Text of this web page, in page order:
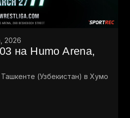
2026
на Humo Arena,
(Узбекистан) в Хумо